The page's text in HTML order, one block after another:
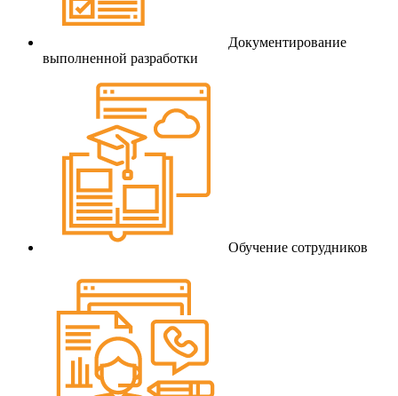
Документирование
выполненной разработки
Обучение сотрудников